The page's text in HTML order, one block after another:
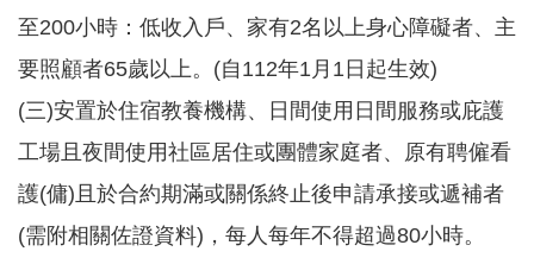
政
府
網
資
料
開
放
告
至200小時：低收入戶、家有2名以上身心障礙者、主
要照顧者65歲以上。(自112年1月1日起生效)
(三)安置於住宿教養機構、日間使用日間服務或庇護
工場且夜間使用社區居住或團體家庭者、原有聘僱看
護(傭)且於合約期滿或關係終止後申請承接或遞補者
(需附相關佐證資料)，每人每年不得超過80小時。